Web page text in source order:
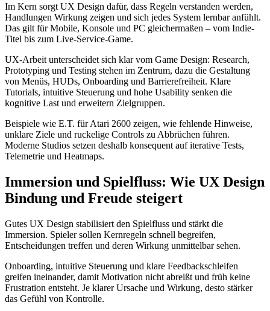
Im Kern sorgt UX Design dafür, dass Regeln verstanden werden,
Handlungen Wirkung zeigen und sich jedes System lernbar anfühlt.
Das gilt für Mobile, Konsole und PC gleichermaßen – vom Indie-
Titel bis zum Live-Service-Game.
UX-Arbeit unterscheidet sich klar vom Game Design: Research,
Prototyping und Testing stehen im Zentrum, dazu die Gestaltung
von Menüs, HUDs, Onboarding und Barrierefreiheit. Klare
Tutorials, intuitive Steuerung und hohe Usability senken die
kognitive Last und erweitern Zielgruppen.
Beispiele wie E.T. für Atari 2600 zeigen, wie fehlende Hinweise,
unklare Ziele und ruckelige Controls zu Abbrüchen führen.
Moderne Studios setzen deshalb konsequent auf iterative Tests,
Telemetrie und Heatmaps.
Immersion und Spielfluss: Wie UX Design
Bindung und Freude steigert
Gutes UX Design stabilisiert den Spielfluss und stärkt die
Immersion. Spieler sollen Kernregeln schnell begreifen,
Entscheidungen treffen und deren Wirkung unmittelbar sehen.
Onboarding, intuitive Steuerung und klare Feedbackschleifen
greifen ineinander, damit Motivation nicht abreißt und früh keine
Frustration entsteht. Je klarer Ursache und Wirkung, desto stärker
das Gefühl von Kontrolle.